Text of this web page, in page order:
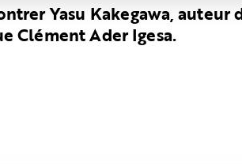
Yasu Kakegawa, auteur
Clément Ader Igesa.